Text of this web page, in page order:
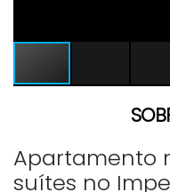
Apartamento
suítes no